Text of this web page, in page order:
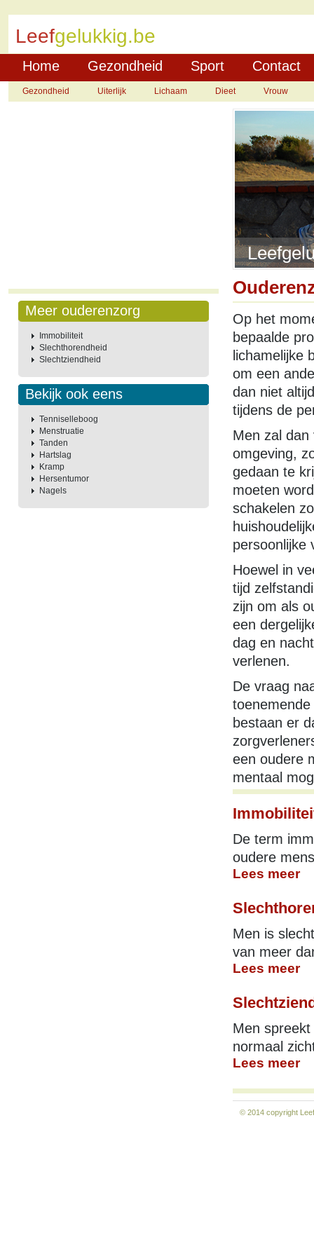
Leefgelukkig.be
Home Gezondheid Sport Contact
Gezondheid Uiterlijk Lichaam Dieet Vrouw
Meer ouderenzorg
Immobiliteit
Slechthorendheid
Slechtziendheid
Bekijk ook eens
Tenniselleboog
Menstruatie
Tanden
Hartslag
Kramp
Hersentumor
Nagels
Op het
bepaalde
lichamelijke
om een
dan niet
tijdens de
Men zal
omgeving,
gedaan te
moeten
schakelen
persoonlijke
Hoewel in
tijd
zijn om als
een
dag en
verlenen.
De vraag
bestaan er
een oudere
mentaal
De term
oudere
Lees meer
Men is
van meer
Lees meer
Men
normaal
Lees meer
© 2014 copyright